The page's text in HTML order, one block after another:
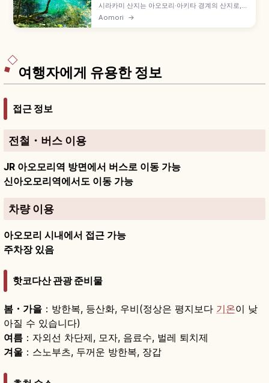
시라카미 산지는 아오모리·아키타 경계의 산지로,
1993년 야쿠시마와 함께 유네스코 세계자연유산에
Aomori →
여행자에게 유용한 정보
접근 정보
전철・버스 이용
JR 아오모리역 방면에서 버스로 이동 가능
신아오모리역에서도 이동 가능
차량 이용
아오모리 시내에서 접근 가능
주차장 있음
핫코다산 관광 준비물
봄・가을 ：방한복, 등산화, 우비(정상은 평지보다 기온이 낮
아질 수 있습니다)
여름 ：자외선 차단제, 모자, 음료수, 벌레 퇴치제
겨울 ：스노부츠, 두꺼운 방한복, 장갑